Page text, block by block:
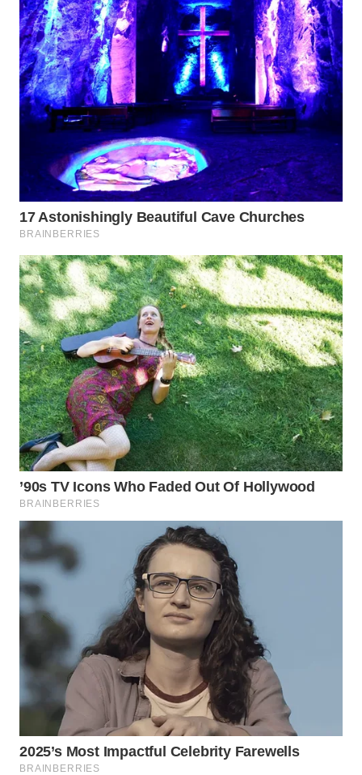
WAHANA
HEALTH
WAHANA
DESA
WISATA
LAPAK
WAHANA
Wahana
Network
KONSUMEN
LISTRIK
MASYARAKAT
KELISTRIKAN
WALINKI
ID
MAWAKA
MARTABAT
NET
PLN
WATCH
MKLI
KOPEKLIN